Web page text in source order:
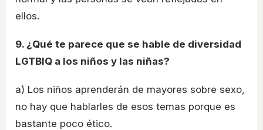
ellos.
9. ¿Qué te parece que se hable de diversidad
LGTBIQ a los niños y las niñas?
a) Los niños aprenderán de mayores sobre sexo,
no hay que hablarles de esos temas porque es
bastante poco ético.